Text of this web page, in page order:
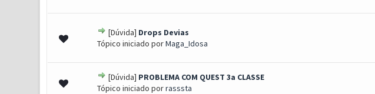
[Dúvida] Drops Devias
Tópico iniciado porMaga_Idosa
0 Voto(s) - 0 de 5 em média
[Dúvida] PROBLEMA COM QUEST 3a CLASSE
Tópico iniciado porrasssta
0 Voto(s) - 0 de 5 em média
1 2345